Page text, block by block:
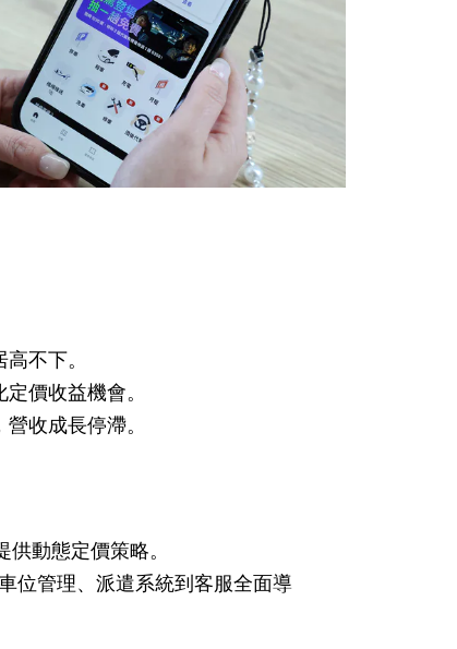
不下。
價收益機會。
收成長停滯。
動態定價策略。
位管理、派遣系統到客服全面導